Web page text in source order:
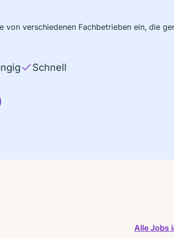
verschiedenen Fachbetrieben ein, die
Schnell
Alle Jobs